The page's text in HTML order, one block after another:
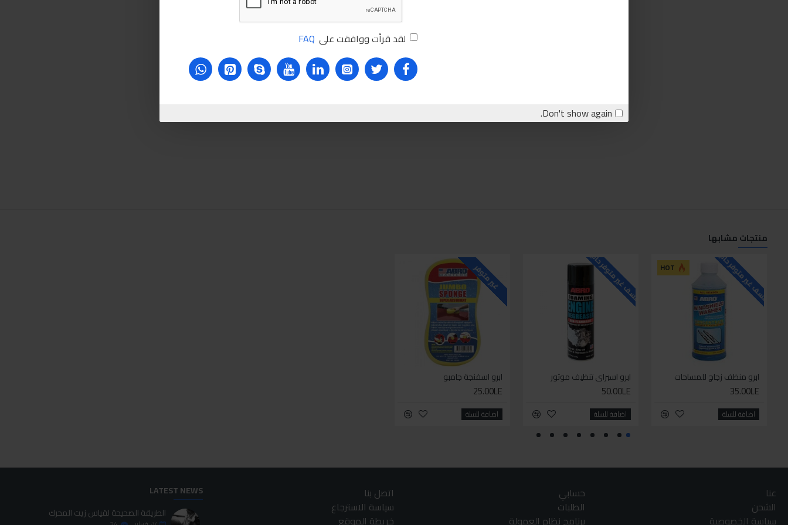
لقد قرأت ووافقت على FAQ
Don't show again.
منتجات مشابها
HOT للاسف غير متوفر حاليا
ابرو منظف زجاج للمساحات
35.00LE
اضافة للسلة
للاسف غير متوفر حاليا
ابرو اسبراي تنظيف موتور
50.00LE
اضافة للسلة
غير متوفر
ابرو اسفنجة جامبو
25.00LE
اضافة للسلة
عنا
الشحن
سياسة الخصوصية
حسابي
الطلبات
برنامج نظام العمولة
اتصل بنا
سياسة الاسترجاع
خريطة الموقع
LATEST NEWS
الطريقة الصحيحة لقياس زيت المحرك